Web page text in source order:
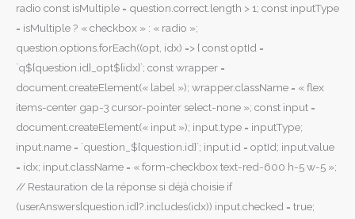
radio const isMultiple = question.correct.length > 1; const inputType
= isMultiple ? « checkbox » : « radio »;
question.options.forEach((opt, idx) => { const optId =
`q${question.id}_opt${idx}`; const wrapper =
document.createElement(« label »); wrapper.className = « flex
items-center gap-3 cursor-pointer select-none »; const input =
document.createElement(« input »); input.type = inputType;
input.name = `question_${question.id}`; input.id = optId; input.value
= idx; input.className = « form-checkbox text-red-600 h-5 w-5 »;
// Restauration de la réponse si déjà choisie if
(userAnswers[question.id]?.includes(idx)) input.checked = true;